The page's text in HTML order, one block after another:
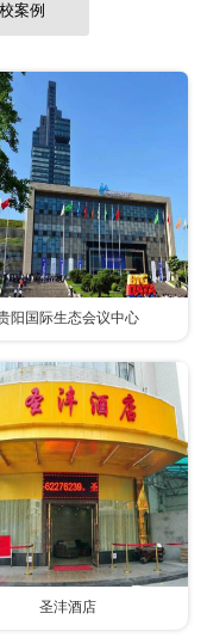
案例
阳国际生态会议中心
圣沣酒店